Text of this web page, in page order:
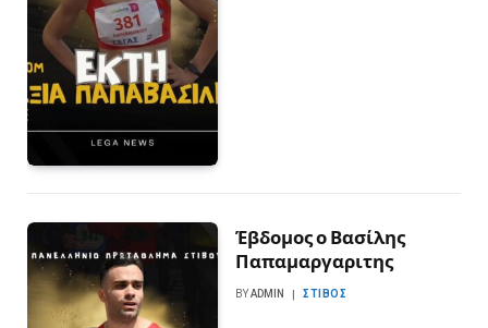
Έβδομος ο Βασίλης
Παπαμαργαριτης
BYADMIN ΣΤΊΒΟΣ